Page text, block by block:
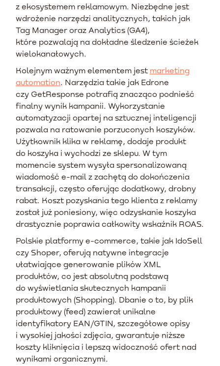
z ekosystemem reklamowym. Niezbędne jest
wdrożenie narzędzi analitycznych, takich jak
Tag Manager oraz Analytics (GA4),
które pozwalają na dokładne śledzenie ścieżek
wielokanałowych.
Kolejnym ważnym elementem jest marketing
automation. Narzędzia takie jak Edrone
czy GetResponse potrafią znacząco podnieść
finalny wynik kampanii. Wykorzystanie
automatyzacji opartej na sztucznej inteligencji
pozwala na ratowanie porzuconych koszyków.
Użytkownik klika w reklamę, dodaje produkt
do koszyka i wychodzi ze sklepu. W tym
momencie system wysyła spersonalizowaną
wiadomość e-mail z zachętą do dokończenia
transakcji, często oferując dodatkowy, drobny
rabat. Koszt pozyskania tego klienta z reklamy
został już poniesiony, więc odzyskanie koszyka
drastycznie poprawia całkowity wskaźnik ROAS.
Polskie platformy e-commerce, takie jak IdoSell
czy Shoper, oferują natywne integracje
ułatwiające generowanie plików XML
produktów, co jest absolutną podstawą
do wyświetlania skutecznych kampanii
produktowych (Shopping). Dbanie o to, by plik
produktowy (feed) zawierał unikalne
identyfikatory EAN/GTIN, szczegółowe opisy
i wysokiej jakości zdjęcia, gwarantuje niższe
koszty kliknięcia i lepszą widoczność ofert nad
wynikami organicznymi.